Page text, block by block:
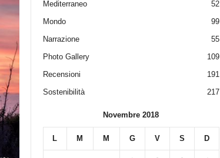
Mediterraneo
52
Mondo
99
Narrazione
55
Photo Gallery
109
Recensioni
191
Sostenibilità
217
Novembre 2018
L M M G V S D